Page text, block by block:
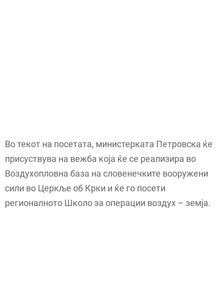
Во текот на посетата, министерката Петровска ќе
присуствува на вежба која ќе се реализира во
Воздухопловна база на словенечките вооружени
сили во Церкље об Крки и ќе го посети
регионалното Школо за операции воздух – земја.